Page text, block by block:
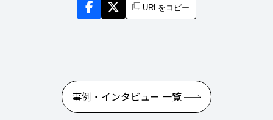
URLをコピー
事例・インタビュー 一覧